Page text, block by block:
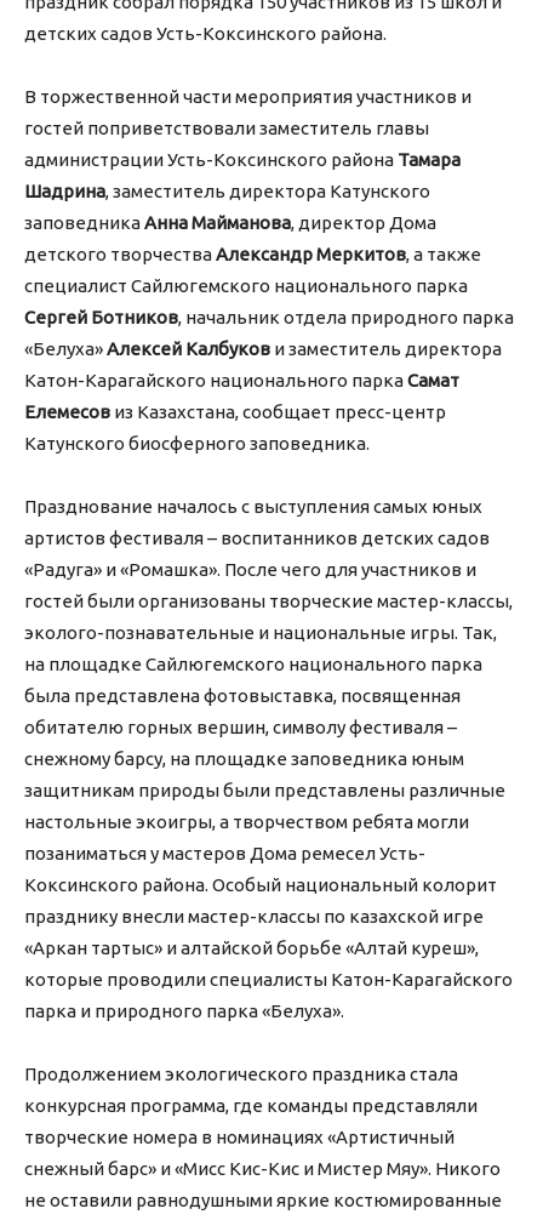
детских садов Усть-Коксинского района.
В торжественной части мероприятия участников и
гостей поприветствовали заместитель главы
администрации Усть-Коксинского района Тамара
Шадрина, заместитель директора Катунского
заповедникаАнна Майманова, директор Дома
детского творчестваАлександр Меркитов, а также
специалист Сайлюгемского национального парка
Сергей Ботников, начальник отдела природного парка
«Белуха»Алексей Калбуков и заместитель директора
Катон-Карагайского национального паркаСамат
Елемесов из Казахстана, сообщает пресс-центр
Катунского биосферного заповедника.
Празднование началось с выступления самых юных
артистов фестиваля – воспитанников детских садов
«Радуга» и «Ромашка». После чего для участников и
гостей были организованы творческие мастер-классы,
эколого-познавательные и национальные игры. Так,
на площадке Сайлюгемского национального парка
была представлена фотовыставка, посвященная
обитателю горных вершин, символу фестиваля –
снежному барсу, на площадке заповедника юным
защитникам природы были представлены различные
настольные экоигры, а творчеством ребята могли
позаниматься у мастеров Дома ремесел Усть-
Коксинского района. Особый национальный колорит
празднику внесли мастер-классы по казахской игре
«Аркан тартыс» и алтайской борьбе «Алтай куреш»,
которые проводили специалисты Катон-Карагайского
парка и природного парка «Белуха».
Продолжением экологического праздника стала
конкурсная программа, где команды представляли
творческие номера в номинациях «Артистичный
снежный барс» и «Мисс Кис-Кис и Мистер Мяу». Никого
не оставили равнодушными яркие костюмированные